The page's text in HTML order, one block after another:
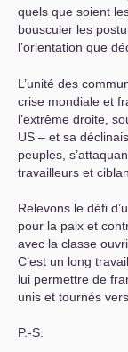
quels que soient
bousculer les
l’orientation que
L’unité des
crise mondiale et
l’extrême droite,
US – et sa
peuples,
travailleurs et
Relevons le défi
pour la paix et
avec la classe
C’est un long
lui permettre de
unis et tournés vers
P.-S.